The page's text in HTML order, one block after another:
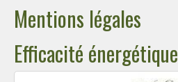
Mentions légales
Efficacité énergétique